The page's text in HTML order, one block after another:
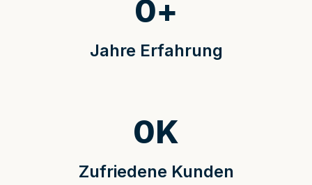
Jahre Erfahrung
0+
Zufriedene Kunden
0K